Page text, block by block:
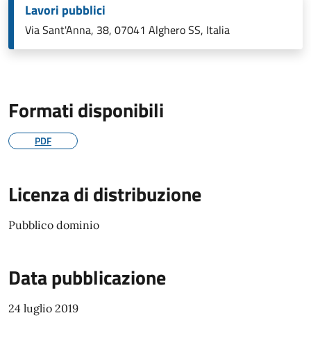
Lavori pubblici
Via Sant'Anna, 38, 07041 Alghero SS, Italia
Formati disponibili
PDF
Licenza di distribuzione
Pubblico dominio
Data pubblicazione
24 luglio 2019